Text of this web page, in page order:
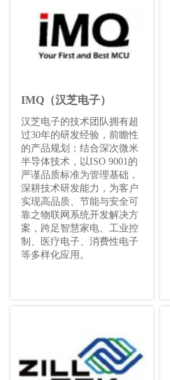
IMQ（汉芝电子）
汉芝电子的技术团队拥有超
过30年的研发经验，前瞻性
的产品规划；结合深次微米
半导体技术，以ISO 9001的
严谨品质标准为管理基础，
深耕技术研发能力，为客户
实现高品质、节能与安全可
靠之物联网系统开发解决方
案，跨足智慧家电、工业控
制、医疗电子、消费性电子
等多样化应用。